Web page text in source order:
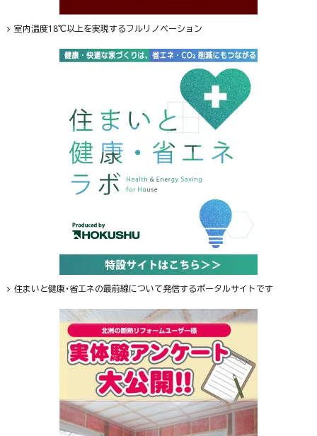
室内温度18℃以上を実現するフルリノベーション
住まいと健康・省エネの最前線について発信するポータルサイトです